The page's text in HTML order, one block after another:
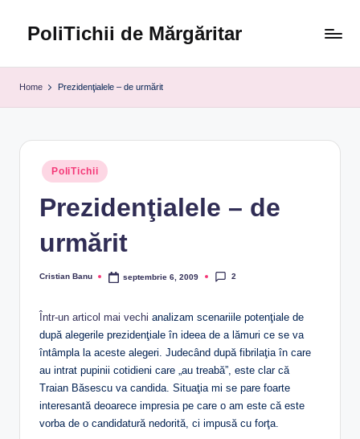
PoliTichii de Mărgăritar
Home Prezidenţialele – de urmărit
Posted
in
PoliTichii
Prezidenţialele – de
urmărit
Posted
Cristian Banu septembrie 6, 2009 2
Într-un articol mai vechi analizam scenariile potenţiale de
după alegerile prezidenţiale în ideea de a lămuri ce se va
întâmpla la aceste alegeri. Judecând după fibrilaţia în care
au intrat pupinii cotidieni care „au treabă”, este clar că
Traian Băsescu va candida. Situaţia mi se pare foarte
interesantă deoarece impresia pe care o am este că este
vorba de o candidatură nedorită, ci impusă cu forţa.